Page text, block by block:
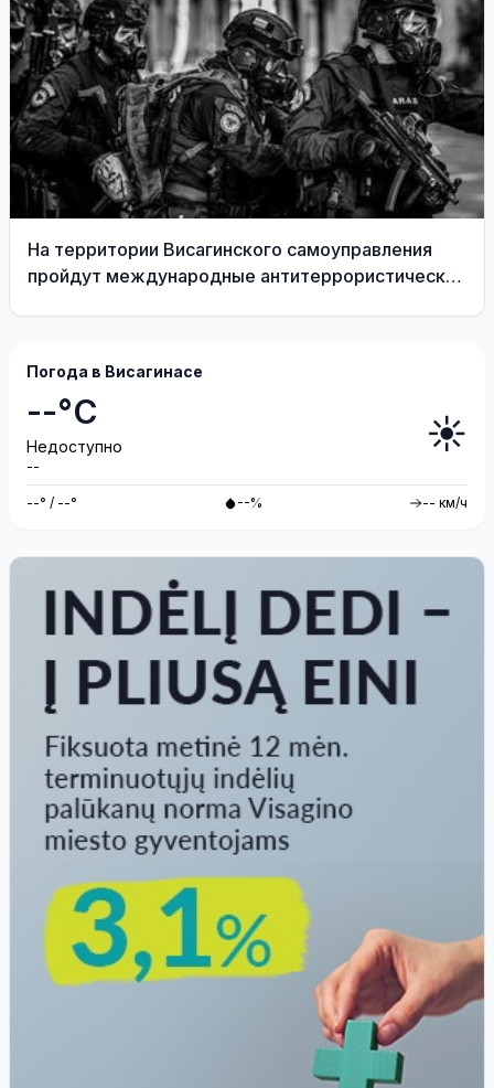
На территории Висагинского самоуправления
пройдут международные антитеррористические
Погода в Висагинасе
--°C
Недоступно
--
☀️
--° / --° --% -- км/ч